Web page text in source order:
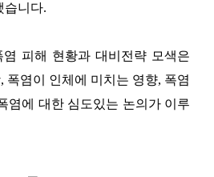
습니다.
피해 현황과 대비전략 모색은
폭염이 인체에 미치는 영향, 폭염
염에 대한 심도있는 논의가 이루